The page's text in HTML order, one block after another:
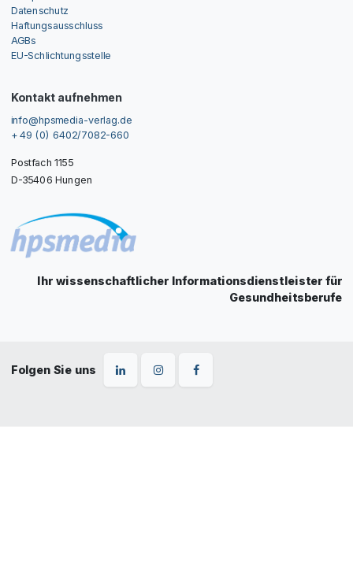
Datenschutz
Haftungsausschluss
AGBs
EU-Schlichtungsstelle
Kontakt aufnehmen
info@hpsmedia-verlag.de
+ 49 (0) 6402/7082-660
Postfach 1155
D-35406 Hungen
Ihr wissenschaftlicher Informationsdienstleister für
Gesundheitsberufe
Folgen Sie uns